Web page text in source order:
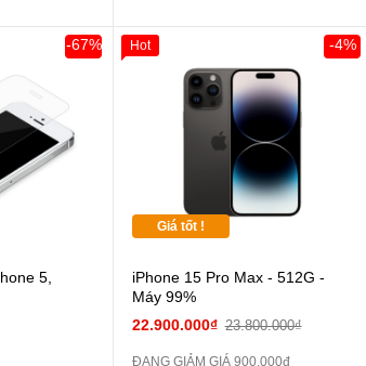
dự phòng và
Pin dự phòng và
các Phụ Kiện Khác
5,
-67%
Giá tốt !
iPhone 15 Pro Max - 512G -
Máy 99%
22.900.000₫ 23.800.000₫
-4%
ĐANG GIẢM GIÁ 900.000đ
Hot